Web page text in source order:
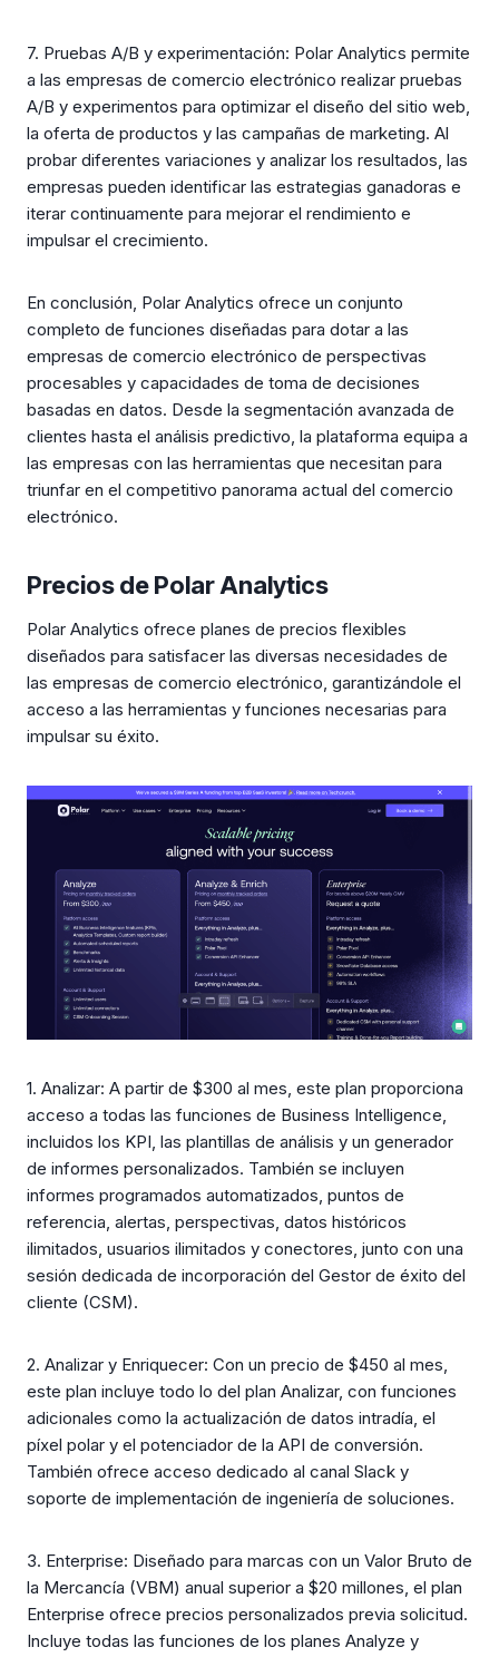
7. Pruebas A/B y experimentación: Polar Analytics permite
a las empresas de comercio electrónico realizar pruebas
A/B y experimentos para optimizar el diseño del sitio web,
la oferta de productos y las campañas de marketing. Al
probar diferentes variaciones y analizar los resultados, las
empresas pueden identificar las estrategias ganadoras e
iterar continuamente para mejorar el rendimiento e
impulsar el crecimiento.
En conclusión, Polar Analytics ofrece un conjunto
completo de funciones diseñadas para dotar a las
empresas de comercio electrónico de perspectivas
procesables y capacidades de toma de decisiones
basadas en datos. Desde la segmentación avanzada de
clientes hasta el análisis predictivo, la plataforma equipa a
las empresas con las herramientas que necesitan para
triunfar en el competitivo panorama actual del comercio
electrónico.
Precios de Polar Analytics
Polar Analytics ofrece planes de precios flexibles
diseñados para satisfacer las diversas necesidades de
las empresas de comercio electrónico, garantizándole el
acceso a las herramientas y funciones necesarias para
impulsar su éxito.
1. Analizar: A partir de $300 al mes, este plan proporciona
acceso a todas las funciones de Business Intelligence,
incluidos los KPI, las plantillas de análisis y un generador
de informes personalizados. También se incluyen
informes programados automatizados, puntos de
referencia, alertas, perspectivas, datos históricos
ilimitados, usuarios ilimitados y conectores, junto con una
sesión dedicada de incorporación del Gestor de éxito del
cliente (CSM).
2. Analizar y Enriquecer: Con un precio de $450 al mes,
este plan incluye todo lo del plan Analizar, con funciones
adicionales como la actualización de datos intradía, el
píxel polar y el potenciador de la API de conversión.
También ofrece acceso dedicado al canal Slack y
soporte de implementación de ingeniería de soluciones.
3. Enterprise: Diseñado para marcas con un Valor Bruto de
la Mercancía (VBM) anual superior a $20 millones, el plan
Enterprise ofrece precios personalizados previa solicitud.
Incluye todas las funciones de los planes Analyze y